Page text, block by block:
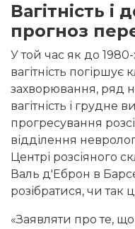
Вагітність і
прогноз
У той час як до
вагітність погіршує
захворювання, ряд
вагітність і грудне
прогресування
відділення
Центрі розсіяного
Валь д'Еброн в
розібратися, чи так
«Заявляти про те, що